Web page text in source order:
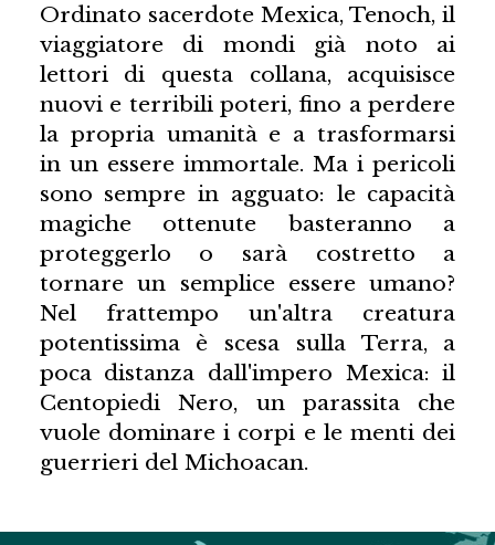
Ordinato sacerdote Mexica, Tenoch, il
viaggiatore di mondi già noto ai
lettori di questa collana, acquisisce
nuovi e terribili poteri, fino a perdere
la propria umanità e a trasformarsi
in un essere immortale. Ma i pericoli
sono sempre in agguato: le capacità
magiche ottenute basteranno a
proteggerlo o sarà costretto a
tornare un semplice essere umano?
Nel frattempo un'altra creatura
potentissima è scesa sulla Terra, a
poca distanza dall'impero Mexica: il
Centopiedi Nero, un parassita che
vuole dominare i corpi e le menti dei
guerrieri del Michoacan.